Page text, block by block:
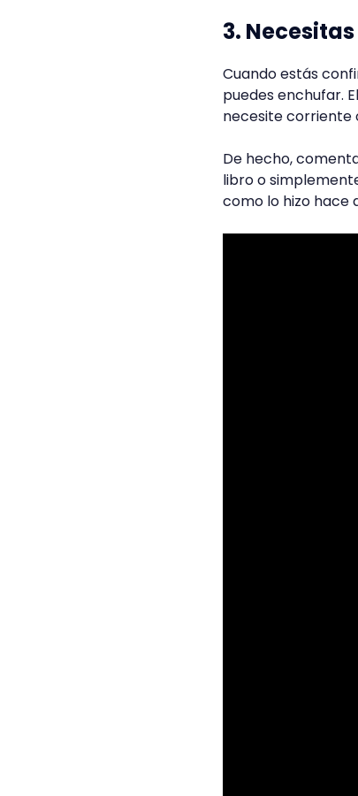
3.
Cuando estás
puedes enchufar.
necesite corriente
De hecho,
libro o
como lo hizo hace